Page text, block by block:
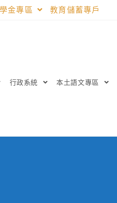
金專區 教育儲蓄專戶
行政系統 本土語文專區